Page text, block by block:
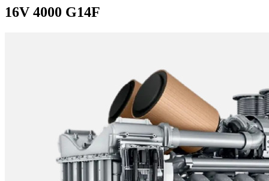
16V 4000 G14F